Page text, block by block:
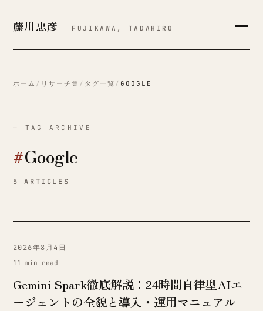
藤川忠彦 FUJIKAWA, TADAHIRO
ホーム / リサーチ集 / タグ一覧 / GOOGLE
— TAG ARCHIVE
#Google
5 ARTICLES
2026年8月4日
11 min read
Gemini Spark徹底解説：24時間自律型AIエ
ージェントの全貌と導入・運用マニュアル